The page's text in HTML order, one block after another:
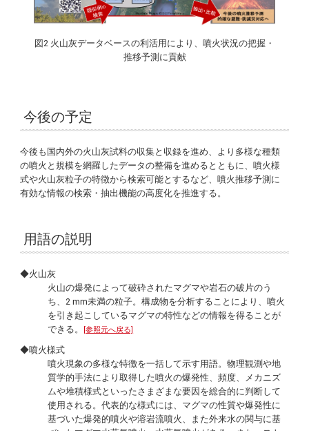
図2 火山灰データベースの利活用により、噴火状況の把握・
推移予測に貢献
今後の予定
今後も国内外の火山灰試料の収集と収録を進め、より多様な種類
の噴火と規模を網羅したデータの整備を進めるとともに、噴火様
式や火山灰粒子の特徴から検索可能とするなど、噴火推移予測に
有効な情報の検索・抽出機能の高度化を推進する。
用語の説明
◆火山灰
火山の爆発によって破砕されたマグマや岩石の破片のう
ち、2 mm未満の粒子。構成物を分析することにより、噴火
を引き起こしているマグマの特性などの情報を得ることが
できる。
[参照元へ戻る]
◆噴火様式
噴火現象の多様な特徴を一括して示す用語。物理観測や地
質学的手法により取得した噴火の爆発性、頻度、メカニズ
ムや堆積様式といったさまざまな要因を総合的に判断して
使用される。代表的な様式には、マグマの性質や爆発性に
基づいた爆発的噴火や溶岩流噴火、また外来水の関与に基